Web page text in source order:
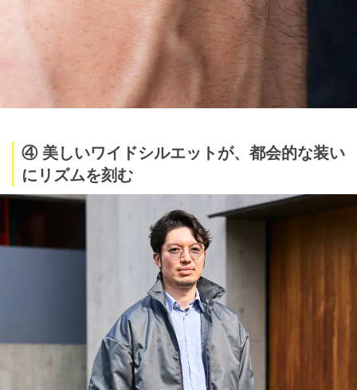
④ 美しいワイドシルエットが、都会的な装い
にリズムを刻む